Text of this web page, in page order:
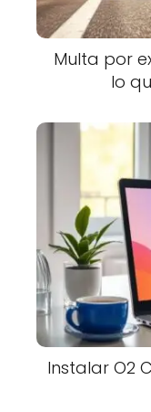
Multa por
lo
Instalar O2